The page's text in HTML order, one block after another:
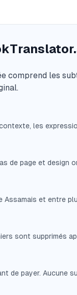
comprend les
les
de page et design
Assamais et entre
sont supprimés
de payer. Aucune